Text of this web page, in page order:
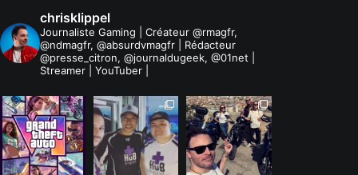
chrisklippel
Journaliste Gaming | Créateur @rmagfr,
@ndmagfr, @absurdvmagfr | Rédacteur
@presse_citron, @journaldugeek, @01net |
Streamer | YouTuber |